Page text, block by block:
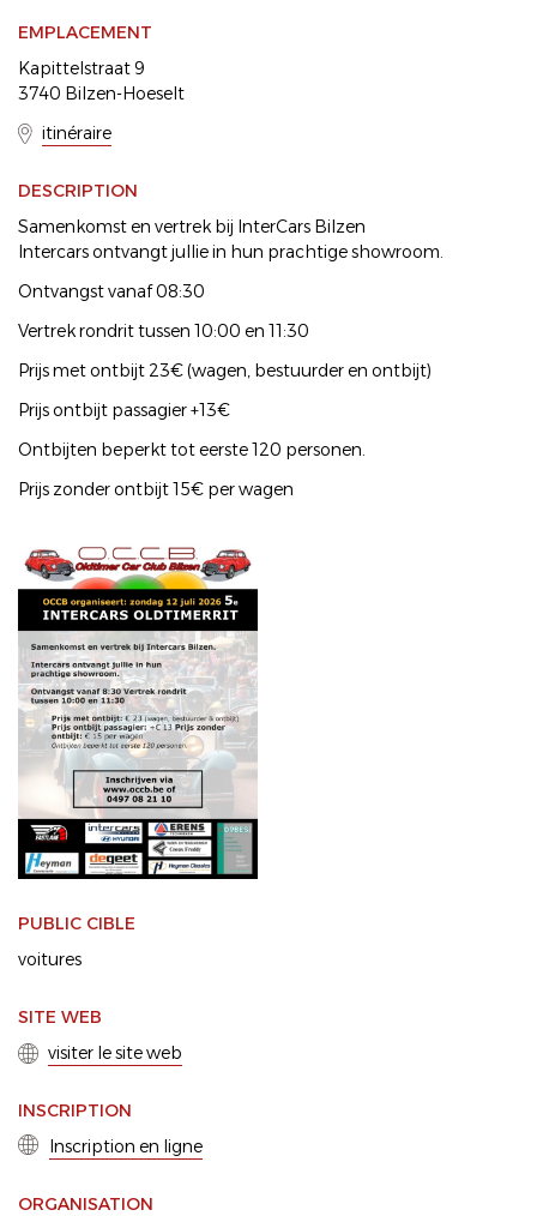
EMPLACEMENT
Kapittelstraat 9
3740 Bilzen-Hoeselt
itinéraire
DESCRIPTION
Samenkomst en vertrek bij InterCars Bilzen
Intercars ontvangt jullie in hun prachtige showroom.
Ontvangst vanaf 08:30
Vertrek rondrit tussen 10:00 en 11:30
Prijs met ontbijt 23€ (wagen, bestuurder en ontbijt)
Prijs ontbijt passagier +13€
Ontbijten beperkt tot eerste 120 personen.
Prijs zonder ontbijt 15€ per wagen
PUBLIC CIBLE
voitures
SITE WEB
visiter le site web
INSCRIPTION
Inscription en ligne
ORGANISATION